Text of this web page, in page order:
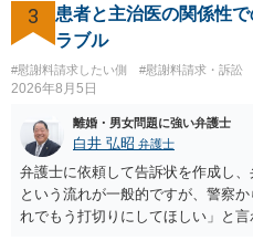
やり取り等の経緯、誓約書の内容
の 金銭であったと評価される可
切関与しないなら100万円振り込む
どの程度証拠価値があるのか ⇒前
を見ない限り、具体的な判断はで
と考えます。 ③ 借用書があっても
することは認められるのか。 ⇒お
取る正当な権利がないのに利益を
るものかと推察しますので、 貸金
は現在、収入も不安定で貯金もな
今年に再婚したが主人はお金に厳
3
患者と主治医の関係性
ラブル
#慰謝料請求したい側 #慰謝料請求・訴訟
2026年8月5日
離婚・男女問題に強い弁護士
白井 弘昭 弁護士
弁護士に依頼して告訴状を作成し
という流れが一般的ですが、警察
れでもう打切りにしてほしい」と